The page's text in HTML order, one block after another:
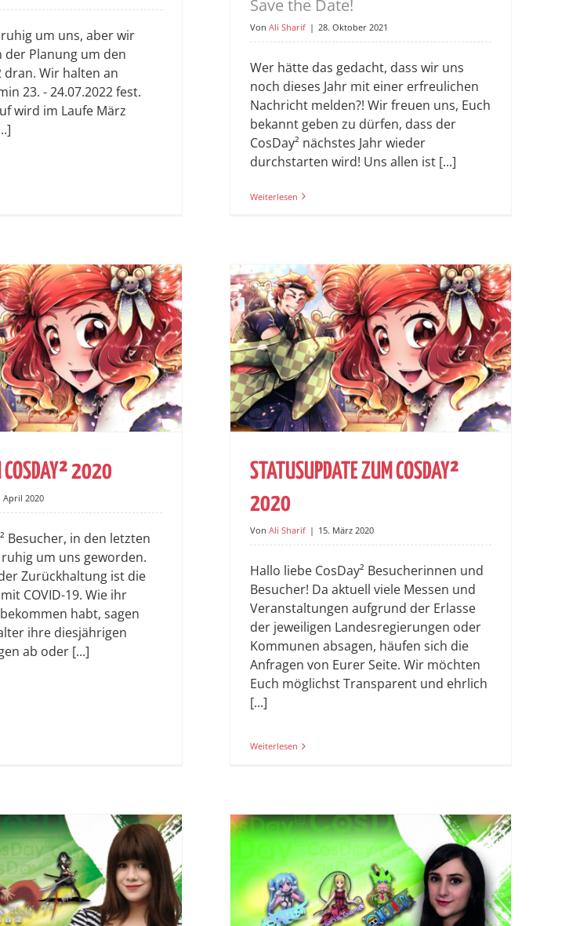
um uns, aber wir
der Planung um den
dran. Wir halten an
23. - 24.07.2022 fest.
wird im Laufe März
Save the Date!
Von Ali Sharif | 28. Oktober 2021
Wer hätte das gedacht, dass wir uns
noch dieses Jahr mit einer erfreulichen
Nachricht melden?! Wir freuen uns, Euch
bekannt geben zu dürfen, dass der
CosDay² nächstes Jahr wieder
durchstarten wird! Uns allen ist [...]
Weiterlesen
COSDAY² 2020
April 2020
Besucher, in den letzten
um uns geworden.
Zurückhaltung ist die
COVID-19. Wie ihr
habt, sagen
ihre diesjährigen
ab oder [...]
STATUSUPDATE ZUM COSDAY²
2020
Von Ali Sharif | 15. März 2020
Hallo liebe CosDay² Besucherinnen und
Besucher! Da aktuell viele Messen und
Veranstaltungen aufgrund der Erlasse
der jeweiligen Landesregierungen oder
Kommunen absagen, häufen sich die
Anfragen von Eurer Seite. Wir möchten
Euch möglichst Transparent und ehrlich
[...]
Weiterlesen